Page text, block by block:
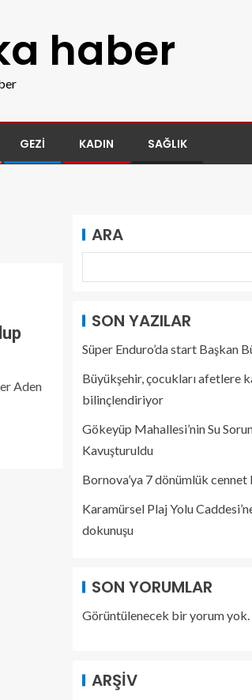
haber
GEZI KADIN SAĞLIK
Aden
ARA
SON YAZILAR
Süper Enduro’da start Başkan
Büyükşehir, çocukları afetlere
bilinçlendiriyor
Gökeyüp Mahallesi’nin Su
Kavuşturuldu
Bornova’ya 7 dönümlük cennet
Karamürsel Plaj Yolu
dokunuşu
SON YORUMLAR
Görüntülenecek bir yorum yok.
ARŞIV